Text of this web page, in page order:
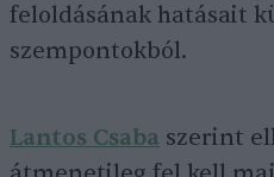
feloldásának hatásait
szempontokból.
Lantos Csaba szerint